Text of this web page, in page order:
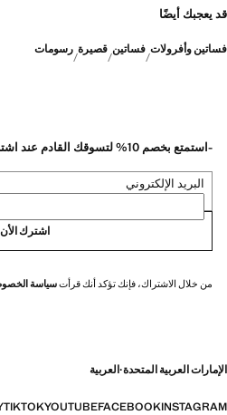
قد يعجبك أيضًا
فساتين وأفرولات فساتين قصيرة رسومات
-استمتع بخصم 10% لتسوقك القادم عند اشتراكك في نشرتنا الاخبارية
البريد الإلكتروني
اشترك الأن
من خلال الاشتراك، فإنك تؤكد أنك قرأتسياسة
الإمارات العربية المتحدة·العربية
INSTAGRAM
FACEBOOK
YOUTUBE
TIKTOK